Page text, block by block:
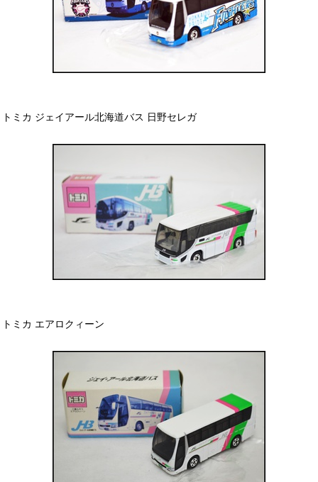
トミカ ジェイアール北海道バス 日野セレガ
トミカ エアロクィーン